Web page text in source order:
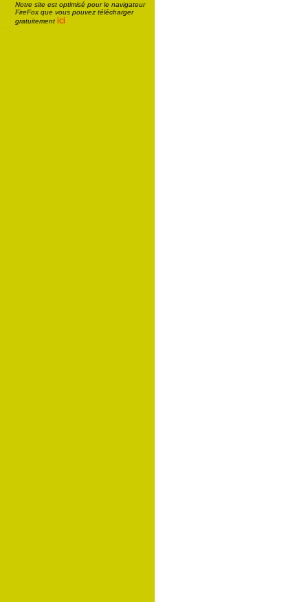
Notre site est optimisé pour le navigateur
FireFox que vous pouvez télécharger
gratuitement ici